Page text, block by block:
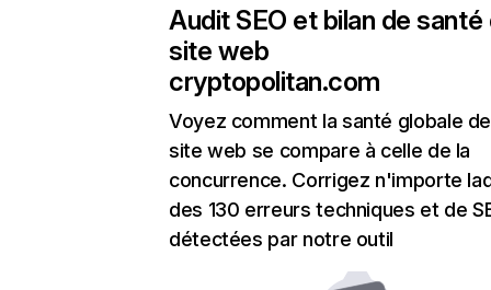
Audit SEO et bilan de santé
site web
cryptopolitan.com
Voyez comment la santé globale
site web se compare à celle de la
concurrence. Corrigez n'importe
des 130 erreurs techniques et de
détectées par notre outil